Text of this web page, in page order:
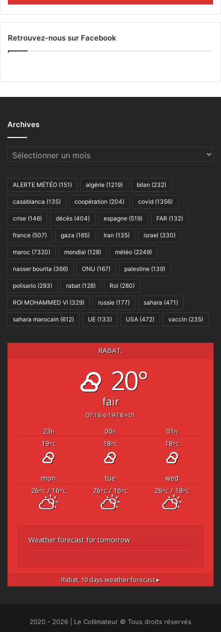
Retrouvez-nous sur Facebook
Archives
Archives
ALERTE MÉTÉO (151) algérie (1219) bilan (232)
casablanca (135) coopération (204) covid (1356)
crise (146) décès (404) espagne (519) FAR (132)
france (507) gaza (165) Iran (135) israel (330)
maroc (7320) mondial (128) météo (2249)
nasser bourita (366) ONU (167) palestine (139)
polisario (293) rabat (128) Roi (280)
ROI MOHAMMED VI (329) russie (177) sahara (471)
sahara marocain (612) UE (133) USA (472) vaccin (235)
RABAT,
20°
fair
07:18 19:18 +01
23h 00h 01 h
19°C 18°C 18°C
mon tue
wed
26°C/ 16°C 26°C/ 16°C 26°C/ 18°C
Weather forecast for tomorrow
Rabat, 10 days weather forecast ▸
2020 - 2026 | Le Collimateur © Tous droits réservés